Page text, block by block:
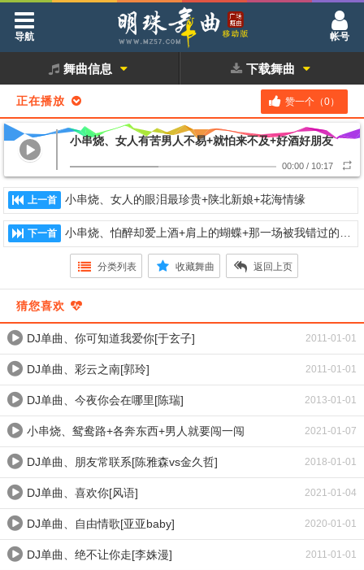
导航 帐号
舞曲信息 下载舞曲
正在播放 赞一个（0）
小串烧、女人有苦男人不易+就怕来不及+好酒好朋友
00:00 / 10:17
上一首 小串烧、女人的眼泪最珍贵+陕北新娘+花海情缘
下一首 小串烧、怕醉却爱上酒+肩上的蝴蝶+那一场被我错过的情缘
分类列表 收藏舞曲 返回上页
猜您喜欢
DJ单曲、你可知道我爱你[于玄子] 2011-01-01
DJ单曲、彩云之南[郭玲] 2011-01-01
DJ单曲、今夜你会在哪里[陈瑞] 2013-01-01
小串烧、鸳鸯路+各奔东西+男人就要闯一闯 2021-01-07
DJ单曲、朋友常联系[陈雅森vs金久哲] 2018-01-01
DJ单曲、喜欢你[风语] 2021-01-04
DJ单曲、自由情歌[亚亚baby] 2020-01-01
DJ单曲、绝不让你走[李姝漫] 2011-01-01